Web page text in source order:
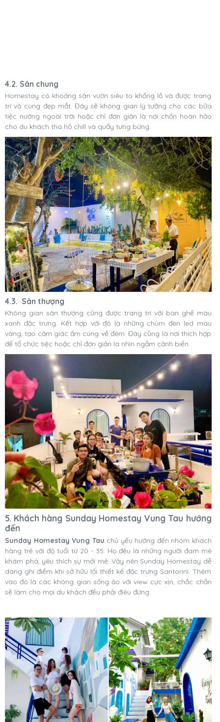
4.2. Sân chung
Homestay có khoảng sân vườn siêu to khổng lồ và được trang
trí vô cùng đẹp mắt. Đây sẽ không gian lý tưởng cho các bữa
tiệc nướng ngoài trời hoặc chỉ đơn giản là nơi chốn hoàn hảo
cho du khách tha hồ chill và quẩy tưng bừng.
4.3. Sân thượng
Không gian sân thượng cũng được trang trí với bàn ghế màu
xanh đặc trưng. Kết hợp với đó là những chùm đèn led màu
vàng, tạo cảm giác ấm cúng về đêm. Đây cũng là nơi thích hợp
để tổ chức tiệc hoặc chỉ đơn giản là nhìn ngắm cảnh biển.
5. Khách hàng Sunday Homestay Vung Tau hướng
đến
Sunday Homestay Vung Tau chủ yếu hướng đến nhóm khách
hàng trẻ với độ tuổi từ 20 - 35. Họ đều là những người đam mê
khám phá, yêu thích sự mới mẻ. Vậy nên Sunday Homestay dễ
dàng ghi điểm khi sở hữu lối thiết kế đặc trưng Santorini. Thêm
vào đó là các không gian sống ảo với view cực xịn, chắc chắn
sẽ làm cho mọi du khách đều phải điêu đứng.